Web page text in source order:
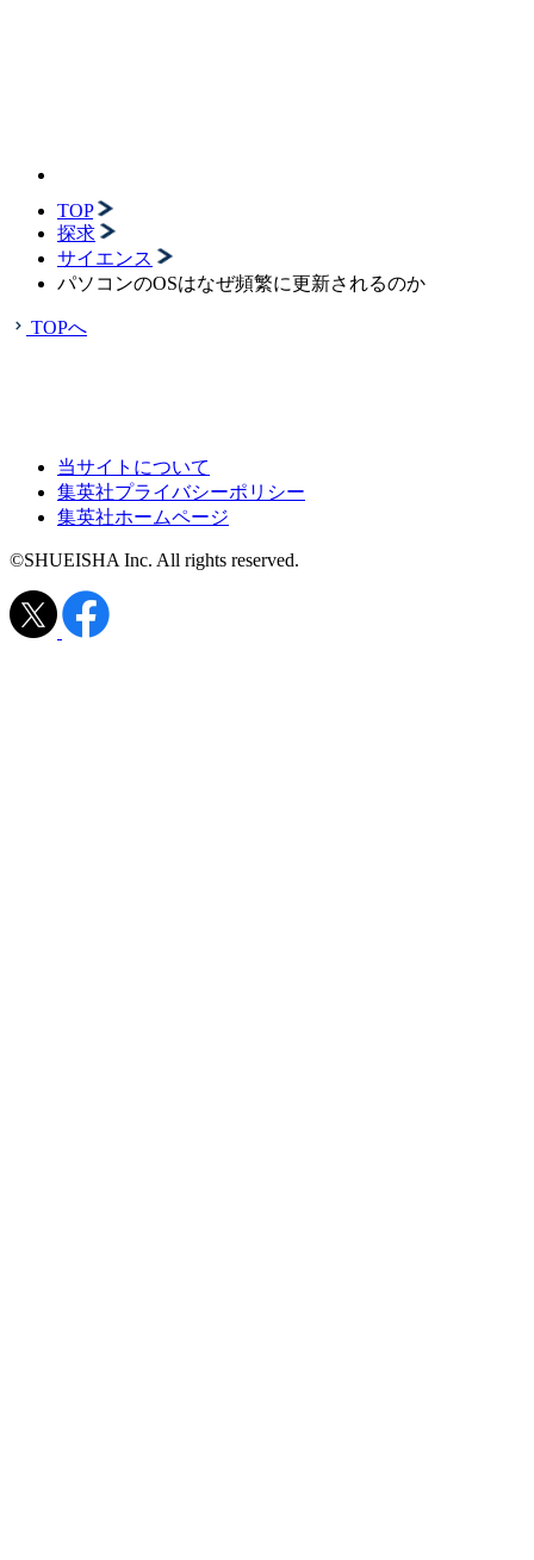
TOP
探求
サイエンス
パソコンのOSはなぜ頻繁に更新されるのか
TOPへ
当サイトについて
集英社プライバシーポリシー
集英社ホームページ
©SHUEISHA Inc. All rights reserved.